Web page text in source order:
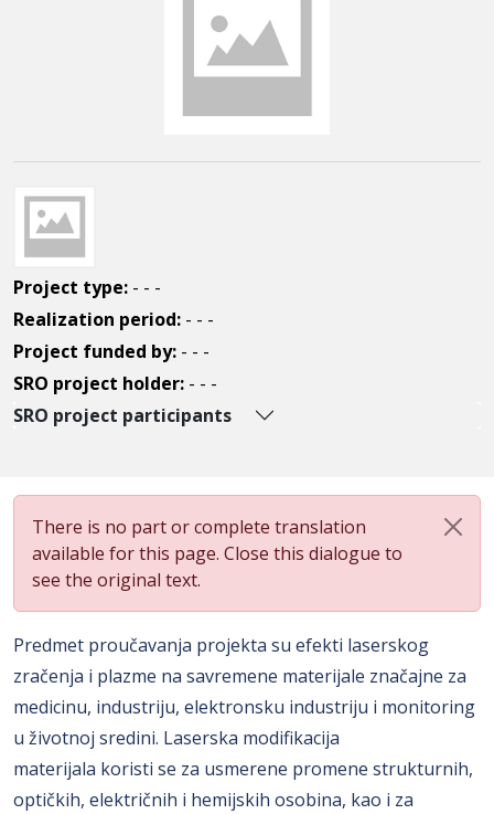
Project type: - - -
Realization period: - - -
Project funded by: - - -
SRO project holder: - - -
SRO project participants
There is no part or complete translation
available for this page. Close this dialogue to
see the original text.
Predmet proučavanja projekta su efekti laserskog
zračenja i plazme na savremene materijale značajne za
medicinu, industriju, elektronsku industriju i monitoring
u životnoj sredini. Laserska modifikacija
materijala koristi se za usmerene promene strukturnih,
optičkih, električnih i hemijskih osobina, kao i za